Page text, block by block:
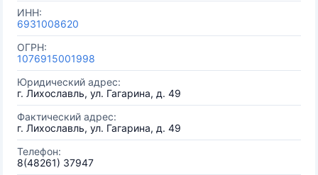
ИНН:
6931008620
ОГРН:
1076915001998
Юридический адрес:
г. Лихославль, ул. Гагарина, д. 49
Фактический адрес:
г. Лихославль, ул. Гагарина, д. 49
Телефон:
8(48261) 37947